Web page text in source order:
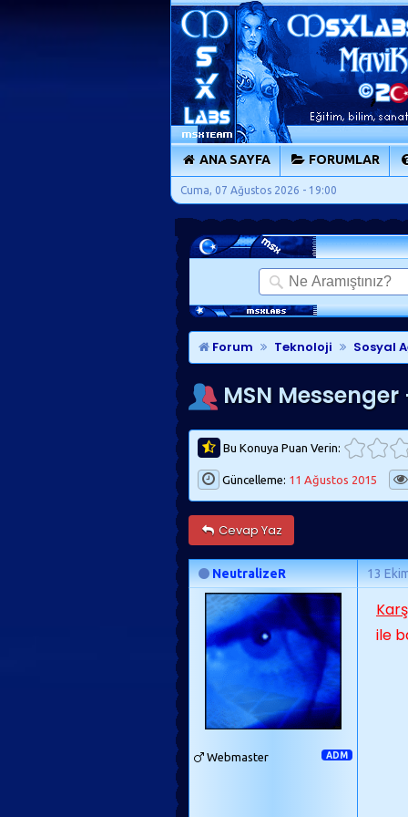
ANA SAYFA FORUMLAR
Cuma, 07 Ağustos 2026 - 19:00
Forum Teknoloji Sosyal
MSN
Bu Konuya Puan Verin:
Güncelleme: 11 Ağustos 2015
Cevap Yaz
NeutralizeR 13
ADM
Webmaster
ile